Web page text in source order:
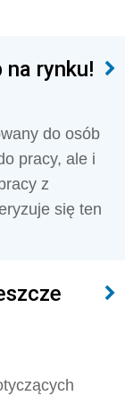
rynku!
do osób
pracy, ale i
z
się ten